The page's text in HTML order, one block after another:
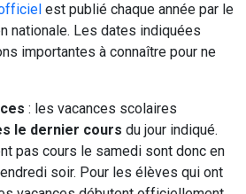
est publié chaque année par le
nationale. Les dates indiquées
importantes à connaître pour ne
: les vacances scolaires
le dernier cours du jour indiqué.
pas cours le samedi sont donc en
soir. Pour les élèves qui ont